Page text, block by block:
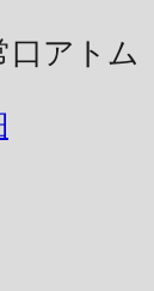
口アト